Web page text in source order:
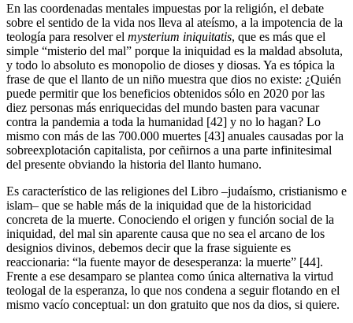
En las coordenadas mentales impuestas por la religión, el debate
sobre el sentido de la vida nos lleva al ateísmo, a la impotencia de la
teología para resolver el mysterium iniquitatis, que es más que el
simple “misterio del mal” porque la iniquidad es la maldad absoluta,
y todo lo absoluto es monopolio de dioses y diosas. Ya es tópica la
frase de que el llanto de un niño muestra que dios no existe: ¿Quién
puede permitir que los beneficios obtenidos sólo en 2020 por las
diez personas más enriquecidas del mundo basten para vacunar
contra la pandemia a toda la humanidad [42] y no lo hagan? Lo
mismo con más de las 700.000 muertes [43] anuales causadas por la
sobreexplotación capitalista, por ceñirnos a una parte infinitesimal
del presente obviando la historia del llanto humano.
Es característico de las religiones del Libro –judaísmo, cristianismo e
islam– que se hable más de la iniquidad que de la historicidad
concreta de la muerte. Conociendo el origen y función social de la
iniquidad, del mal sin aparente causa que no sea el arcano de los
designios divinos, debemos decir que la frase siguiente es
reaccionaria: “la fuente mayor de desesperanza: la muerte” [44].
Frente a ese desamparo se plantea como única alternativa la virtud
teologal de la esperanza, lo que nos condena a seguir flotando en el
mismo vacío conceptual: un don gratuito que nos da dios, si quiere.